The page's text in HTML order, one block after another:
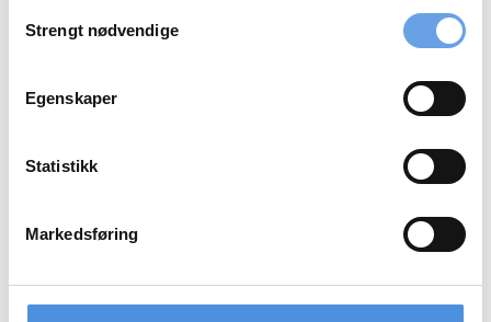
Strengt nødvendige
Egenskaper
Statistikk
Markedsføring
Velg år
NIRF medlemsmøte 10. mars 2021
24.09.2020
Norsk Hydro
NIRF medlemsmøte med Folketrygdfondet og